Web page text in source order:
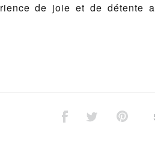
de joie et de détente